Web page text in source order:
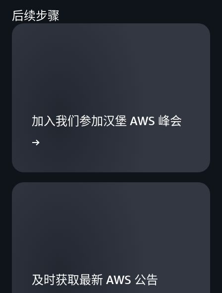
代化和可持续性。或者与同行就云技术的未来、人工
智能驱动型战略和数字化转型的构建块进行互动。
后续步骤
加入我们参加汉堡 AWS 峰会
及时获取最新 AWS 公告